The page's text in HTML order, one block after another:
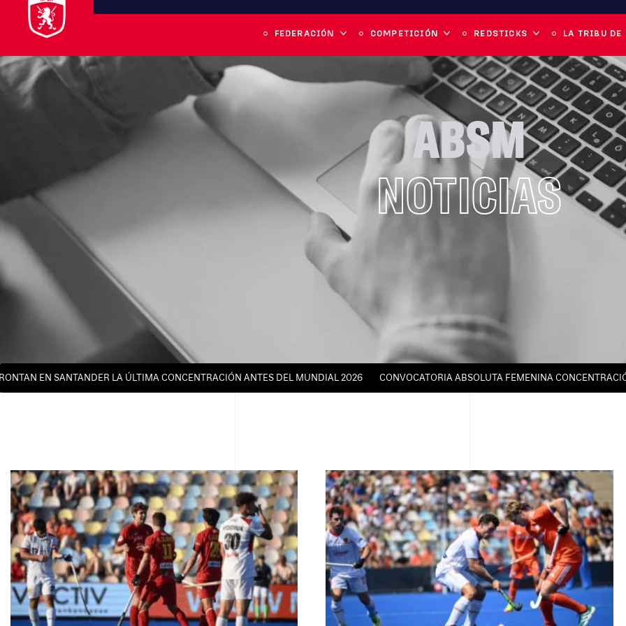
FEDERACIÓN COMPETICIÓN REDSTICKS LA TRIBU DE
ABSM
NOTICIAS
EN SANTANDER LA ÚLTIMA CONCENTRACIÓN ANTES DEL MUNDIAL 2026 CONVOCATORIA ABSOLUTA FEMENINA CONCENTRACIÓN